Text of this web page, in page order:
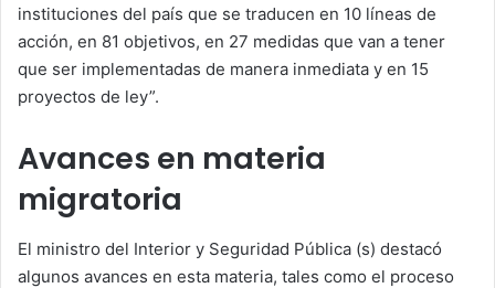
instituciones del país que se traducen en 10 líneas de
acción, en 81 objetivos, en 27 medidas que van a tener
que ser implementadas de manera inmediata y en 15
proyectos de ley”.
Avances en materia
migratoria
El ministro del Interior y Seguridad Pública (s) destacó
algunos avances en esta materia, tales como el proceso